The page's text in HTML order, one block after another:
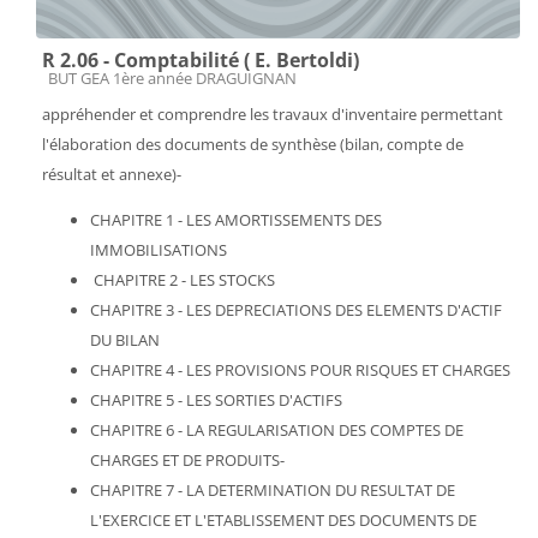
R 2.06 - Comptabilité ( E. Bertoldi)
Catégorie de cours
BUT GEA 1ère année DRAGUIGNAN
appréhender et comprendre les travaux d'inventaire permettant
l'élaboration des documents de synthèse (bilan, compte de
résultat et annexe)-
CHAPITRE 1 - LES AMORTISSEMENTS DES
IMMOBILISATIONS
CHAPITRE 2 - LES STOCKS
CHAPITRE 3 - LES DEPRECIATIONS DES ELEMENTS D'ACTIF
DU BILAN
CHAPITRE 4 - LES PROVISIONS POUR RISQUES ET CHARGES
CHAPITRE 5 - LES SORTIES D'ACTIFS
CHAPITRE 6 - LA REGULARISATION DES COMPTES DE
CHARGES ET DE PRODUITS-
CHAPITRE 7 - LA DETERMINATION DU RESULTAT DE
L'EXERCICE ET L'ETABLISSEMENT DES DOCUMENTS DE